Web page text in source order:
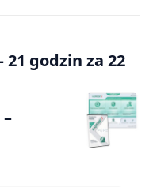
21 godzin za 22